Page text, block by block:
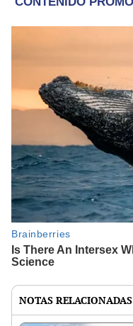
NOTAS RELACIONADAS